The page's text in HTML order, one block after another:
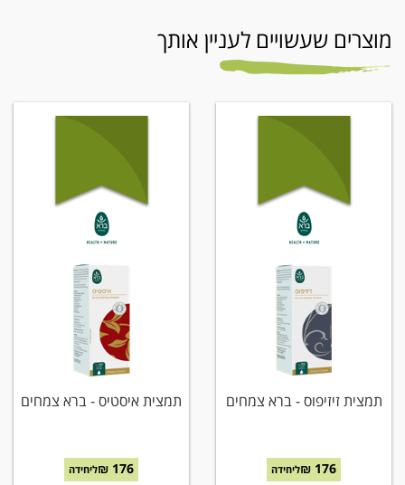
מוצרים שעשויים לעניין אותך
תמצית זיזיפוס - ברא צמחים
176 ₪ ליחידה
תמצית איסטיס - ברא צמחים
176 ₪ ליחידה